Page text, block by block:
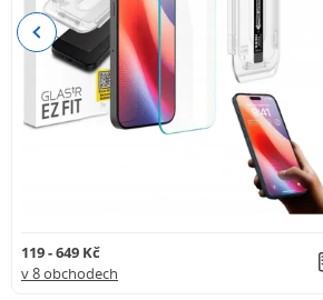
119 - 649 Kč
v 8 obchodech
Previous